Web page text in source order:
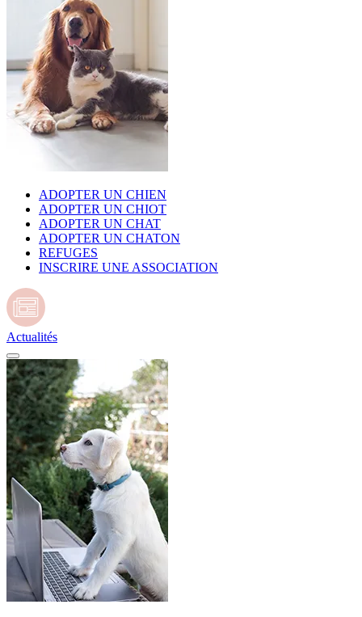
ADOPTER UN CHIEN
ADOPTER UN CHIOT
ADOPTER UN CHAT
ADOPTER UN CHATON
REFUGES
INSCRIRE UNE ASSOCIATION
Actualités